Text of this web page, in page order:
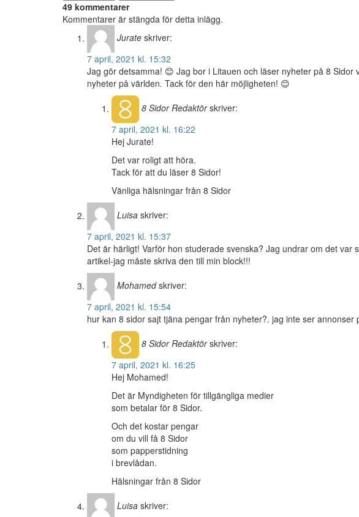
49 kommentarer
Kommentarer är stängda för detta inlägg.
Jurate skriver:
7 april, 2021 kl. 15:32
Jag gör detsamma! 😊 Jag bor i Litauen och läser nyheter på 8 Sidor
nyheter på världen. Tack för den här möjligheten! 😊
8 SidorRedaktör skriver:
7 april, 2021 kl. 16:22
Hej Jurate!
Det var roligt att höra.
Tack för att du läser 8 Sidor!
Vänliga hälsningar från 8 Sidor
Luisa skriver:
7 april, 2021 kl. 15:37
Det är härligt! Varför hon studerade svenska? Jag undrar om det var
artikel-jag måste skriva den till min block!!!
Mohamed skriver:
7 april, 2021 kl. 15:54
hur kan 8 sidor sajt tjäna pengar från nyheter?. jag inte ser annonser
8 SidorRedaktör skriver:
7 april, 2021 kl. 16:25
Hej Mohamed!
Det är Myndigheten för tillgängliga medier
som betalar för 8 Sidor.
Och det kostar pengar
om du vill få 8 Sidor
som papperstidning
i brevlådan.
Hälsningar från 8 Sidor
Luisa skriver: